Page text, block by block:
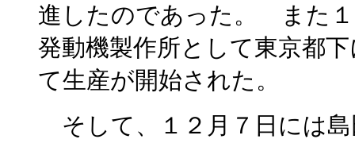
進したのであった。 また
発動機製作所として東京都
て生産が開始された。
そして、１２月７日には